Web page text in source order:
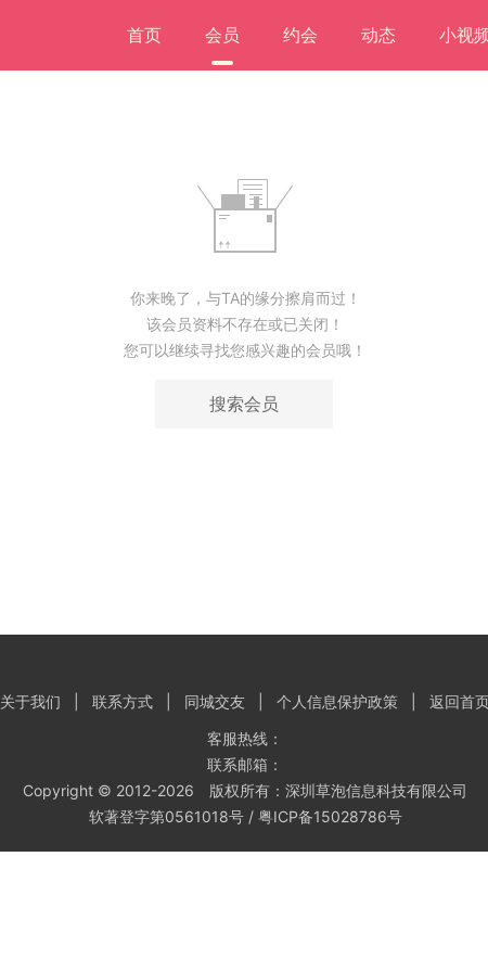
首页 会员 约会 动态 小视
你来晚了，与TA的缘分擦肩而过！
该会员资料不存在或已关闭！
您可以继续寻找您感兴趣的会员哦！
搜索会员
关于我们 联系方式 同城交友 个人信息保护政策
返回首
客服热线：
联系邮箱：
Copyright © 2012-2026 版权所有：深圳草泡信息科技有限公司
软著登字第0561018号 / 粤ICP备15028786号